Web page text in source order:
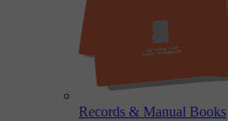
Records & Manual Books